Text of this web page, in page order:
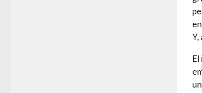
Y,